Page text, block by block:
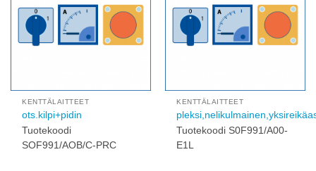
KENTTÄLAITTEET
ots.kilpi+pidin
Tuotekoodi
SOF991/AOB/C-PRC
KENTTÄLAITTEET
Tuotekoodi S0F991/A00-
E1L